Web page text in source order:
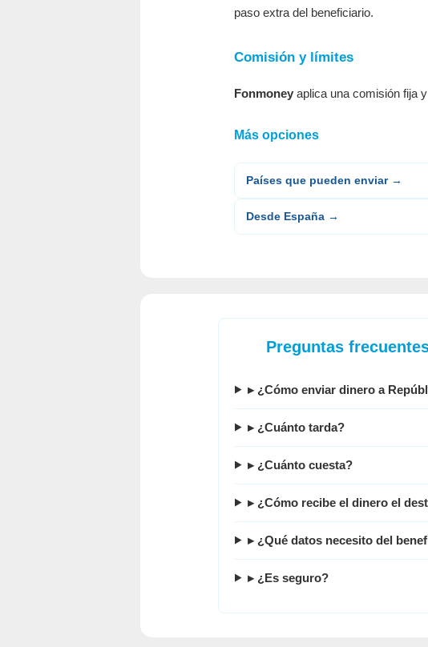
paso extra del beneficiario.
Comisión y límites
Fonmoney aplica una comisión fija
Más opciones
Países que pueden enviar →
Desde España →
Preguntas
▸ ¿Cómo enviar dinero a
▸ ¿Cuánto tarda?
▸ ¿Cuánto cuesta?
▸ ¿Cómo recibe el dinero el
▸ ¿Qué datos necesito del
▸ ¿Es seguro?